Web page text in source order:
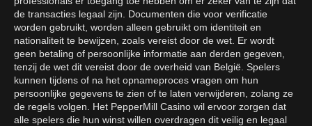
de transacties legaal zijn. Documenten die voor verificatie
worden gebruikt, worden alleen gebruikt om identiteit en
nationaliteit te bewijzen, zoals vereist door de wet. Er wordt
geen betaling of persoonlijke informatie aan derden gegeven,
tenzij de wet dit vereist door de overheid van België. Spelers
kunnen tijdens of na het opnameproces vragen om hun
persoonlijke gegevens te zien of te laten verwijderen, zolang ze
de regels volgen. Het PepperMill Casino wil ervoor zorgen dat
alle spelers die hun winst willen overdragen dit veilig en legaal